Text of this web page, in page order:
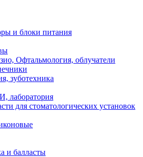
и блоки питания
Офтальмология, облучатели
зуботехника
лаборатория
для стоматологических установок
и балласты